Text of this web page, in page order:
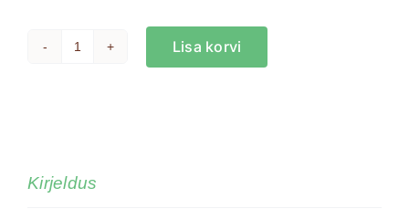
looduse
Lisa korvi
Kirjeldus